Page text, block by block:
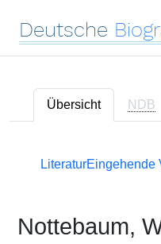
Deutsche
Übersicht NDB
LiteraturEingehende
Nottebaum,